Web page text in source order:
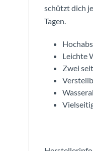
schützt dich
Tagen.
Leichte
Zwei